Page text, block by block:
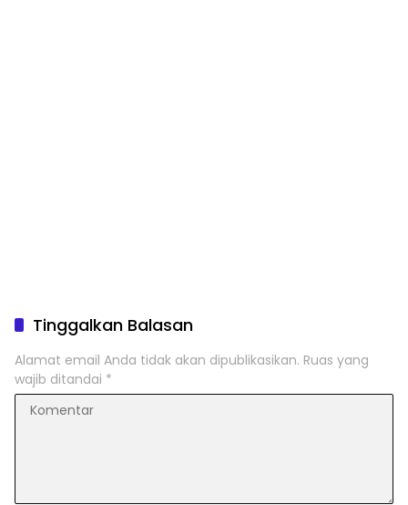
Tinggalkan Balasan
Alamat email Anda tidak akan dipublikasikan. Ruas yang
wajib ditandai *